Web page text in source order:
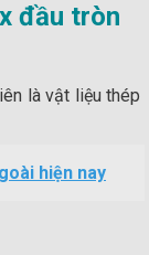
đầu tròn
là vật liệu thép
hiện nay